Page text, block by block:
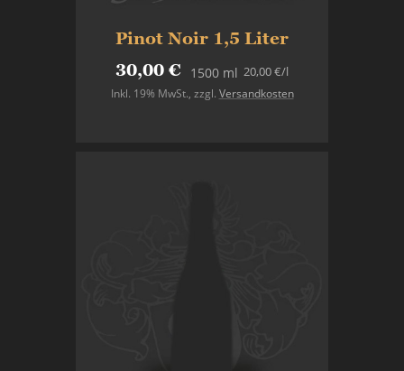
Pinot Noir 1,5 Liter
30,00 € 1500 ml
Inkl. 19% MwSt., zzgl. Versandkosten
20,00 €/l